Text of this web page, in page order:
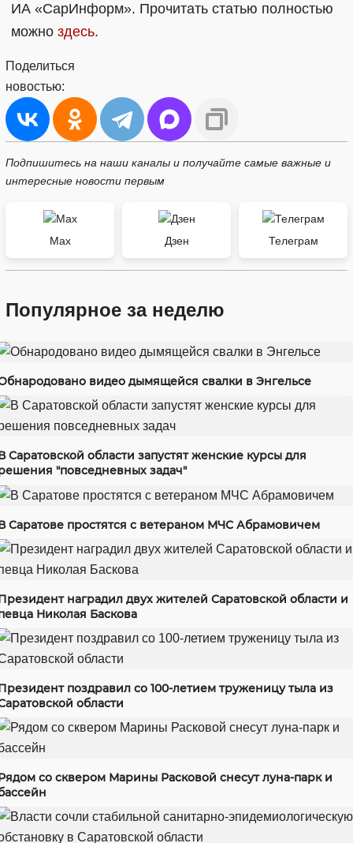
ИА «СарИнформ». Прочитать статью полностью
можно здесь.
Поделиться
новостью:
Подпишитесь на наши каналы и получайте самые важные и
интересные новости первым
Max Дзен Телеграм
Популярное за неделю
видео дымящейся свалки в Энгельсе
Саратовской области запустят женские курсы для
"повседневных задач"
Саратове простятся с ветераном МЧС Абрамовичем
наградил двух жителей Саратовской области и
Николая Баскова
поздравил со 100-летием труженицу тыла из
области
со сквером Марины Расковой снесут луна-парк и